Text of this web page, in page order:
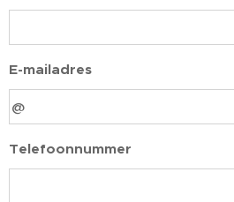
E-mailadres
Telefoonnummer